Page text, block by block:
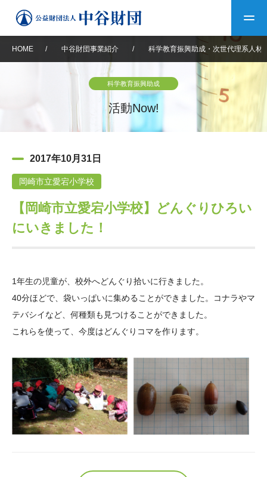
中谷財団について
設立趣意書
沿革 40年史デジタルブック
役員・評議員 公開情報
年報一覧 中谷財団レポート
中谷財団事業紹介
神戸賞 長期大型研究助成
大学院生奨学金
国際学生交流プログラ
ム
科学教育振興助成・
ログラム助成
中谷財団動画紹介
その他情報
アクセス よくあるご質問
サイトマップ 中谷財団アーカイブ
日本語 English マイページ
HOME / 中谷財団事業紹介 / 科学教育振興助成・次世代理系人材
科学教育振興助成
活動Now!
2017年10月31日
岡崎市立愛宕小学校
【岡崎市立愛宕小学校】どんぐりひろい
にいきました！
1年生の児童が、校外へどんぐり拾いに行きました。
40分ほどで、袋いっぱいに集めることができました。コナラやマ
テバシイなど、何種類も見つけることができました。
これらを使って、今度はどんぐりコマを作ります。